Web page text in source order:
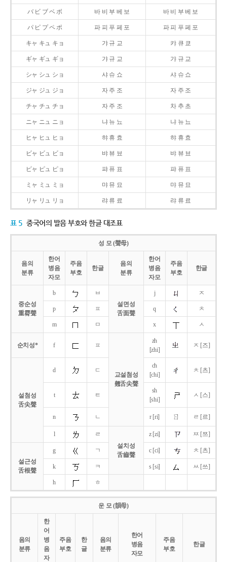
バ ビ ブ ベ ボ 바 비 부 베 보 바 비 부 베 보
パ ピ プ ペ ポ 파 피 푸 페 포 파 피 푸 페 포
キャ キュ キョ 갸 규 교 캬 큐 쿄
ギャ ギュ ギョ 갸 규 교 갸 규 교
シャ シュ ショ 샤 슈 쇼 샤 슈 쇼
ジャ ジュ ジョ 자 주 조 자 주 조
チャ チュ チョ 자 주 조 차 추 초
ニャ ニュ ニョ 냐 뉴 뇨 냐 뉴 뇨
ヒャ ヒュ ヒョ 햐 휴 효 햐 휴 효
ビャ ビュ ビョ 뱌 뷰 뵤 뱌 뷰 뵤
ピャ ピュ ピョ 퍄 퓨 표 퍄 퓨 표
ミャ ミュ ミョ 먀 뮤 묘 먀 뮤 묘
リャ リュ リョ 랴 류 료 랴 류 료
표 5 중국어의 발음 부호와 한글 대조표
성 모 (聲母)
음의
분류
한어
병음
자모
주음
부호
한글
음의
분류
한어
병음
자모
주음
부호
한글
중순성
重脣聲
b
ㅂ
설면성
舌面聲
j ㅈ
p ㅍ q ㅊ
m ㅁ x ㅅ
순치성* f ㅍ
교설첨성
翹舌尖聲
zh
[zhi]
ㅈ [즈]
설첨성
舌尖聲
d ㄷ
ch
[chi]
ㅊ [츠]
t ㅌ
sh
[shi]
ㅅ [스]
n ㄴ r [ri] ㄖ ㄹ [르]
l
ㄹ
설치성
舌齒聲
z [zi] ㅉ [쯔]
설근성
舌根聲
g ㄱ c [ci] ㅊ [츠]
k ㅋ s [si] ㅆ [쓰]
h ㅎ
운 모 (韻母)
음의
분류
한
어
병
음
자
주음
부호
한
글
음의
분류
한어
병음
자모
주음
부호
한글